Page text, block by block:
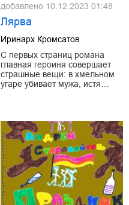
добавлено 10.12.2023 01:48
Лярва
Иринарх Кромсатов
С первых страниц романа
главная героиня совершает
страшные вещи: в хмельном
угаре убивает мужа, истя…